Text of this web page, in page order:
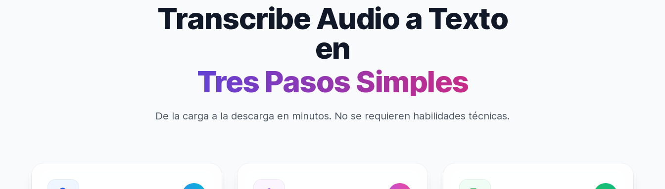
Transcribe Audio a Texto
en
Tres Pasos Simples
De la carga a la descarga en minutos. No se requieren habilidades técnicas.